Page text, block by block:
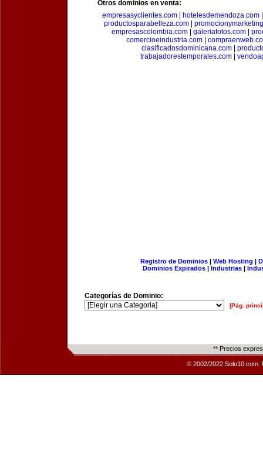
Otros dominios en venta:
empresasyclientes.com
hotelesdemendoza.com
productosparabelleza.com
empresascolombia.com
galeriafotos.com
comercioeindustria.com|
clasificadosdominicana.com
trabajadorestemporales.com
Registro de Dominios| Web Hosting |
Dominios Expirados | Industrias |
Categorías de Dominio:
[Pág.
** Precios
© 2002/2022 Solo10.com